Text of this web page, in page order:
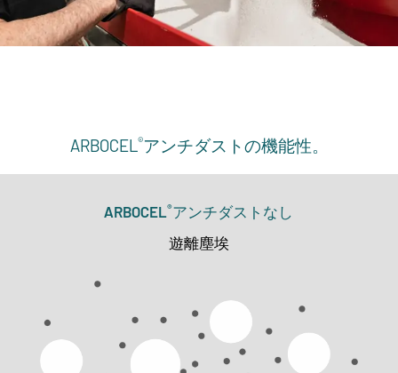
ARBOCEL®アンチダストの機能性。
ARBOCEL®アンチダストなし
遊離塵埃